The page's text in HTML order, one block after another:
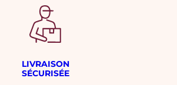
LIVRAISON
SÉCURISÉE